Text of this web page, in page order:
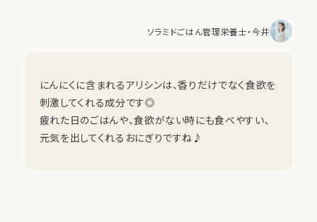
ソラミドごはん管理栄養士・今井
にんにくに含まれるアリシンは、香りだけでなく食欲を
刺激してくれる成分です◎
疲れた日のごはんや、食欲がない時にも食べやすい、
元気を出してくれるおにぎりですね♪